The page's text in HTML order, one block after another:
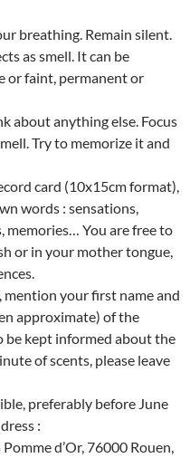
breathing. Remain silent.
as smell. It can be
or faint, permanent or
about anything else. Focus
Try to memorize it and
card (10x15cm format),
words : sensations,
memories… You are free to
or in your mother tongue,
mention your first name and
approximate) of the
be kept informed about the
of scents, please leave
preferably before June
:
d’Or, 76000 Rouen,